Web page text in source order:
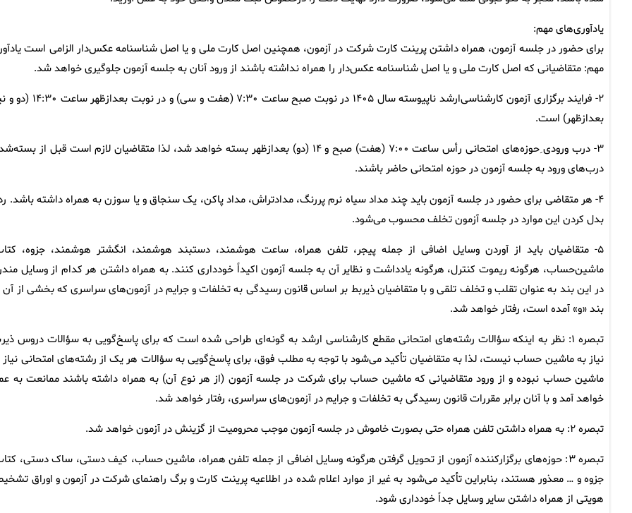
یادآوری‌های مهم:
برای حضور در جلسه آزمون، همراه داشتن پرینت کارت شرکت در آزمون‌، همچنین اصل کارت ملی و یا اصل شناسنامه عکس‌دار الزامی است
مهم: متقاضیانی که اصل کارت ملی و یا اصل شناسنامه عکس‌دار را همراه نداشته باشند از ورود آنان به جلسه آزمون جلوگیری خواهد شد.
۲- فرایند برگزاری آزمون‌ کارشناسی‌ارشد ناپیوسته‌ سال‌ ۱۴۰۵ در نوبت صبح ساعت‌ ۷:۳۰ (هفت و سی)
بعدازظهر) است.
۳- درب ورودی ِحوزه‌های امتحانی رأس‌ ساعت‌ ۷:۰۰ (هفت) صبح و ۱۴ (دو) بعدازظهر بسته خواهد شد، لذا متقاضیان لازم است قبل از
درب‌های ورود به جلسه آزمون در حوزه امتحانی حاضر باشند.
۴- هر متقاضی برای حضور در جلسه آزمون باید چند مداد سیاه نرم پررنگ، مدادتراش، مداد پاکن، یک سنجاق و یا سوزن به همراه داشته باشد.
بدل کردن این موارد در جلسه آزمون تخلف محسوب می‌شود.
۵- متقاضیان باید از آوردن وسایل اضافی از جمله پیجر، تلفن همراه، ساعت هوشمند، دستبند هوشمند، انگشتر هوشمند، جزوه،
ماشین‌حساب، هرگونه ریموت کنترل، هرگونه یادداشت و نظایر آن به جلسه آزمون اکیداً خودداری کنند. به همراه داشتن هر کدام از وسایل
در این بند به عنوان تقلب و تخلف تلقی و با متقاضیان ذیربط بر اساس قانون رسیدگی به تخلفات و جرایم در آزمون‌های سراسری که بخشی از آن
بند «و» آمده است، رفتار خواهد شد.
تبصره ۱: نظر به اینکه سؤالات رشته‌های امتحانی مقطع کارشناسی ارشد به گونه‌ای طراحی شده است که برای پاسخ‌گویی به سؤالات دروس
نیاز به ماشین حساب نیست، لذا به متقاضیان تأکید می‌شود با توجه به مطلب فوق، برای پاسخ‌گویی به سؤالات هر یک از رشته‌های امتحانی نیاز
ماشین حساب نبوده و از ورود متقاضیانی که ماشین حساب برای شرکت در جلسه آزمون (از هر نوع آن) به همراه داشته باشند ممانعت به
خواهد آمد و با آنان برابر مقررات قانون رسیدگی به تخلفات و جرایم در آزمون‌های سراسری، رفتار خواهد شد.
تبصره ۲: به همراه داشتن تلفن همراه حتی بصورت خاموش در جلسه آزمون موجب محرومیت از گزینش در آزمون خواهد شد.
تبصره ۳: حوزه‌های برگزارکننده آزمون از تحویل گرفتن هرگونه وسایل اضافی از جمله تلفن همراه، ماشین حساب، کیف دستی، ساک دستی،
جزوه و … معذور هستند، بنابراین تأکید می‌شود به غیر از موارد اعلام شده در اطلاعیه پرینت کارت و برگ راهنمای شرکت در آزمون و اوراق
هویتی از همراه داشتن سایر وسایل جداً خودداری شود.